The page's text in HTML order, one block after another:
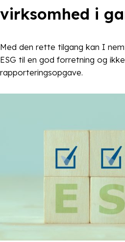
virksomhed i
Med den rette tilgang kan I
ESG til en god forretning og
rapporteringsopgave.